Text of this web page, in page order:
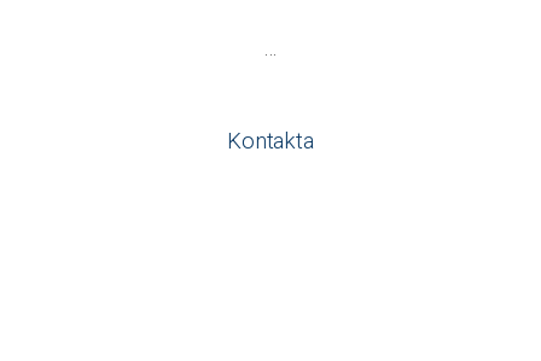
…
Kontakta